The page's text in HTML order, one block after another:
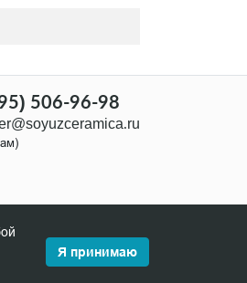
506-96-98
Я принимаю